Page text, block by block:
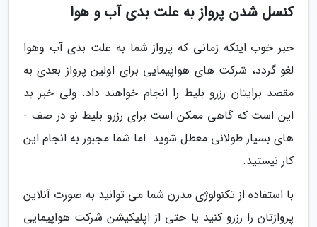
کنسل شدن پرواز به علت بدی آب و هوا
خبر خوب اینکه زمانی که پرواز شما به علت بدی آب­ وهوا
لغو گردد، شرکت­ های هواپیمایی برای اولین پرواز بعدی به
مقصد برایتان رزرو بلیط را انجام خواهند داد. ولی خبر بد
این است که گاهی ممکن است برای رزرو بلیط نو در صف ­­
های بسیار طولانی معطل شوید. اما شما مجبور به انجام این
کار نیستید.
با استفاده از تکنولوژی مدرن شما می­ توانید به صورت آنلاین
پروازتان را رزرو کنید یا حتی از اپلیکیشن شرکت هواپیمایی